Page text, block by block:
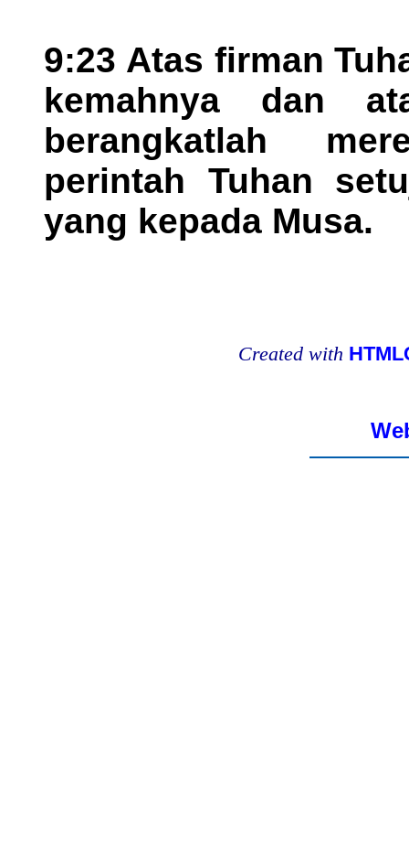
9:23 Atas firman
kemahnya dan
berangkatlah
perintah Tuhan
yang kepada Musa.
Created with